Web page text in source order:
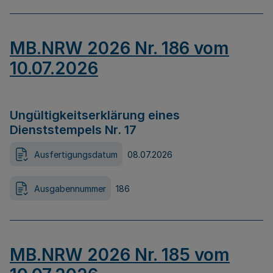
MB.NRW 2026 Nr. 186 vom
10.07.2026
Ungültigkeitserklärung eines
Dienststempels Nr. 17
Ausfertigungsdatum 08.07.2026
Ausgabennummer 186
MB.NRW 2026 Nr. 185 vom